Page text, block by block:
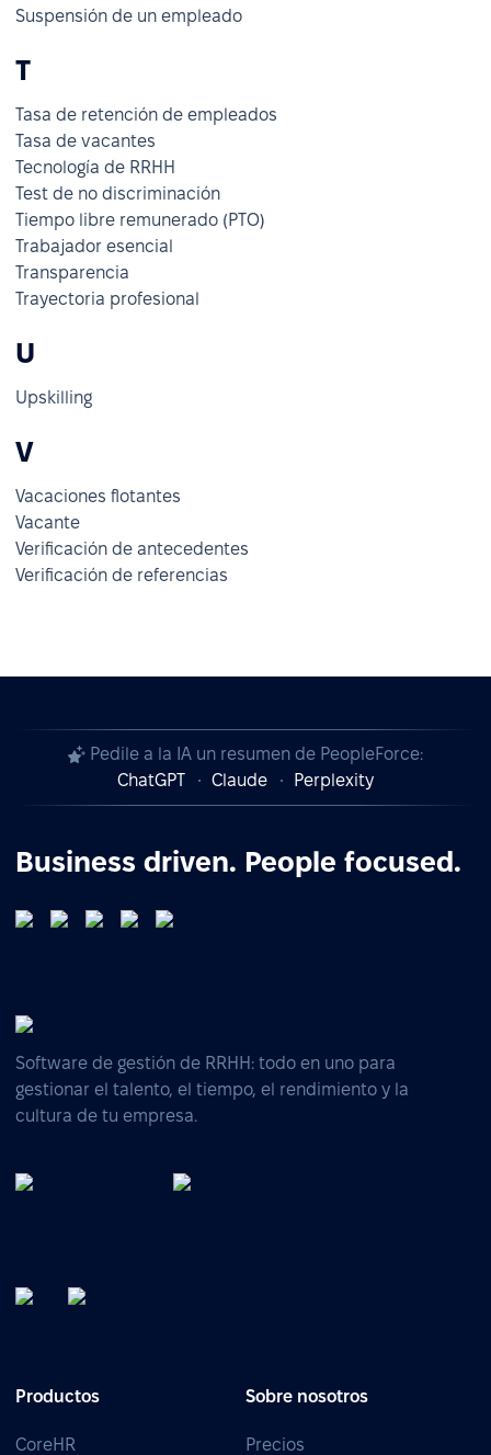
Suspensión de un empleado
T
Tasa de retención de empleados
Tasa de vacantes
Tecnología de RRHH
Test de no discriminación
Tiempo libre remunerado (PTO)
Trabajador esencial
Transparencia
Trayectoria profesional
U
Upskilling
V
Vacaciones flotantes
Vacante
Verificación de antecedentes
Verificación de referencias
Pedile a la IA un resumen de PeopleForce:
ChatGPT
Claude Perplexity
Business driven. People focused.
Software de gestión de RRHH: todo en uno para
gestionar el talento, el tiempo, el rendimiento y la
cultura de tu empresa.
Productos
CoreHR
Sobre nosotros
Precios